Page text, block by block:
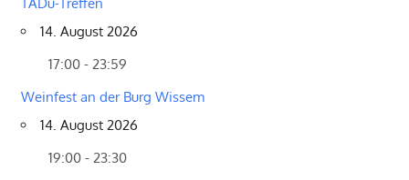
14. August 2026
17:00 - 23:59
Weinfest an der Burg Wissem
14. August 2026
19:00 - 23:30